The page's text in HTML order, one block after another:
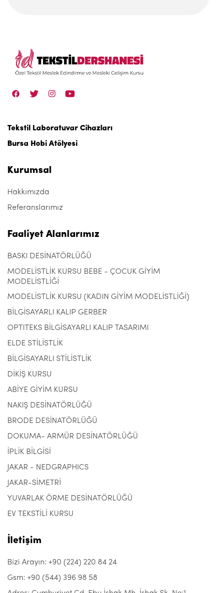
Tekstil Laboratuvar Cihazları
Bursa Hobi Atölyesi
Kurumsal
Hakkımızda
Referanslarımız
Faaliyet Alanlarımız
BASKI DESİNATÖRLÜĞÜ
MODELİSTLİK KURSU BEBE - ÇOCUK GİYİM
MODELİSTLİĞİ
MODELİSTLİK KURSU (KADIN GİYİM MODELİSTLİĞİ)
BİLGİSAYARLI KALIP GERBER
OPTITEKS BİLGİSAYARLI KALIP TASARIMI
ELDE STİLİSTLİK
BİLGİSAYARLI STİLİSTLİK
DİKİŞ KURSU
ABİYE GİYİM KURSU
NAKIŞ DESİNATÖRLÜĞÜ
BRODE DESİNATÖRLÜĞÜ
DOKUMA- ARMÜR DESİNATÖRLÜĞÜ
İPLİK BİLGİSİ
JAKAR - NEDGRAPHICS
JAKAR-SİMETRİ
YUVARLAK ÖRME DESİNATÖRLÜĞÜ
EV TEKSTİLİ KURSU
İletişim
Bizi Arayın: +90 (224) 220 84 24
Gsm: +90 (544) 396 98 58